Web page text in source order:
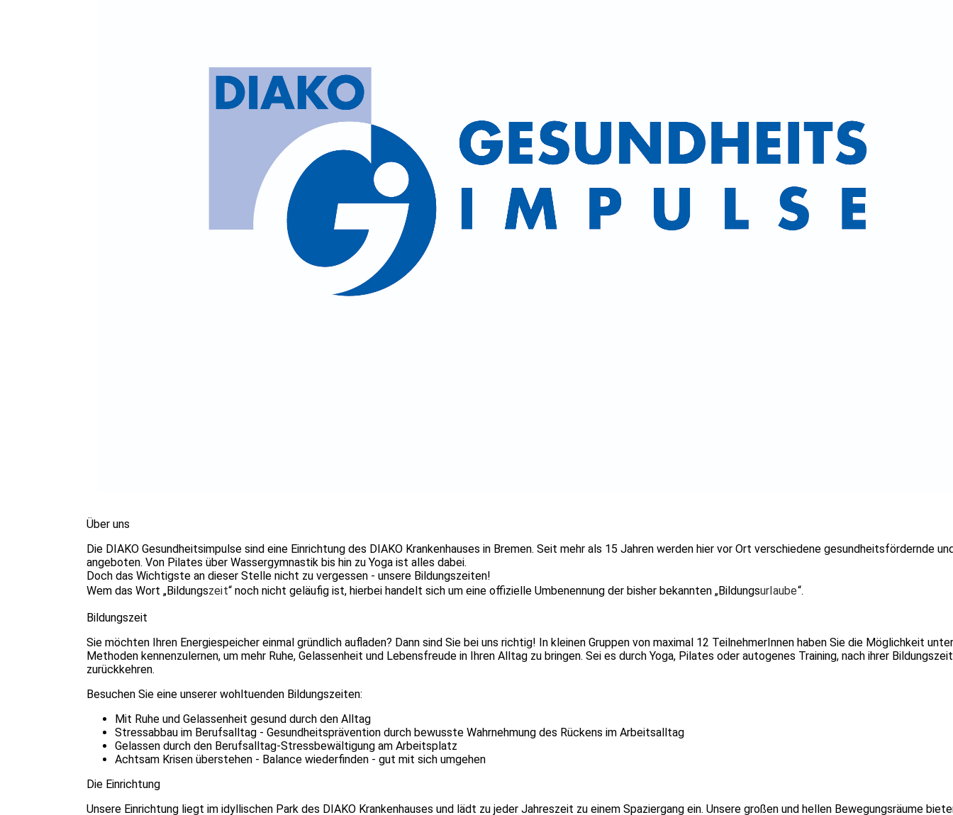
Über uns
Die DIAKO Gesundheitsimpulse sind eine Einrichtung des DIAKO Krankenhauses in Bremen. Seit mehr als 15 Jahren werden hier vor Ort verschiedene gesundheitsfördernde
angeboten. Von Pilates über Wassergymnastik bis hin zu Yoga ist alles dabei.
Doch das Wichtigste an dieser Stelle nicht zu vergessen - unsere Bildungszeiten!
Wem das Wort „Bildungszeit“ noch nicht geläufig ist, hierbei handelt sich um eine offizielle Umbenennung der bisher bekannten „Bildungsurlaube“.
Bildungszeit
Sie möchten Ihren Energiespeicher einmal gründlich aufladen? Dann sind Sie bei uns richtig! In kleinen Gruppen von maximal 12 TeilnehmerInnen haben Sie die Möglichkeit
Methoden kennenzulernen, um mehr Ruhe, Gelassenheit und Lebensfreude in Ihren Alltag zu bringen. Sei es durch Yoga, Pilates oder autogenes Training, nach ihrer
zurückkehren.
Besuchen Sie eine unserer wohltuenden Bildungszeiten:
Mit Ruhe und Gelassenheit gesund durch den Alltag
Stressabbau im Berufsalltag - Gesundheitsprävention durch bewusste Wahrnehmung des Rückens im Arbeitsalltag
Gelassen durch den Berufsalltag-Stressbewältigung am Arbeitsplatz
Achtsam Krisen überstehen - Balance wiederfinden - gut mit sich umgehen
Die Einrichtung
Unsere Einrichtung liegt im idyllischen Park des DIAKO Krankenhauses und lädt zu jeder Jahreszeit zu einem Spaziergang ein. Unsere großen und hellen Bewegungsräume